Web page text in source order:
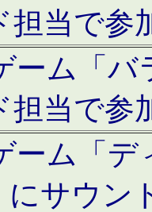
担当で参
ーム「
担当で参
ーム「
にサウン